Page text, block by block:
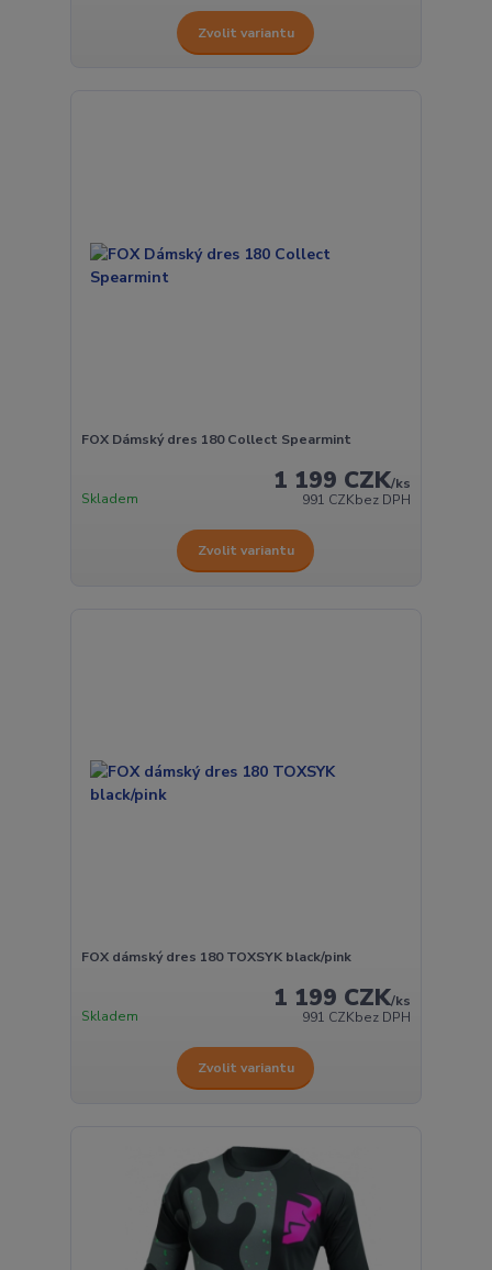
Zvolit variantu
FOX Dámský dres 180 Collect Spearmint
1 199 CZK/ks
991 CZKbez DPH
Skladem
Zvolit variantu
FOX dámský dres 180 TOXSYK black/pink
1 199 CZK/ks
991 CZKbez DPH
Skladem
Zvolit variantu